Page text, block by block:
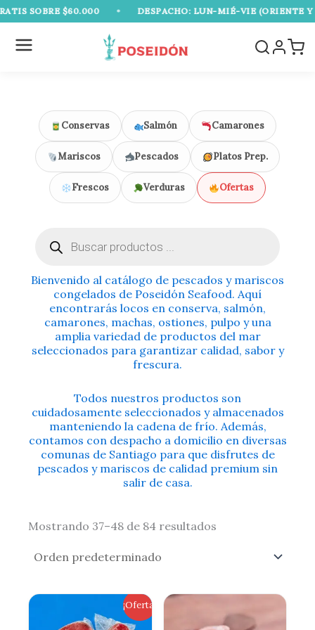
Ir
al
contenido
SOBRE $60.000 • DESPACHO: LUN-MIÉ-VIE (ORIENTE Y
Conservas Salmón Camarones
Mariscos Pescados Platos Prep.
Frescos Verduras Ofertas
productos
Bienvenido al catálogo de pescados y mariscos
congelados de Poseidón Seafood. Aquí
encontrarás locos en conserva, salmón,
camarones, machas, ostiones, pulpo y una
amplia variedad de productos del mar
seleccionados para garantizar calidad, sabor y
frescura.
Todos nuestros productos son
cuidadosamente seleccionados y almacenados
manteniendo la cadena de frío. Además,
contamos con despacho a domicilio en diversas
comunas de Santiago para que disfrutes de
pescados y mariscos de calidad premium sin
salir de casa.
Mostrando 37–48 de 84 resultados
¡Oferta!
precio precio